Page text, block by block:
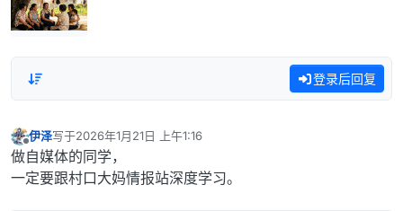
登录后回复
离线
伊泽写于2026年1月21日 上午1:16
最后由 编辑
做自媒体的同学，
一定要跟村口大妈情报站深度学习。